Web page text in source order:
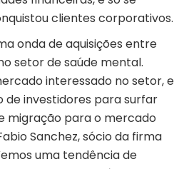
clientes corporativos.
onda de aquisições entre
setor de saúde mental.
interessado no setor, e
de investidores para surfar
migração para o mercado
Sanchez, sócio da firma
uma tendência de